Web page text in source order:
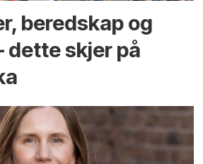
beredskap og
dette skjer på